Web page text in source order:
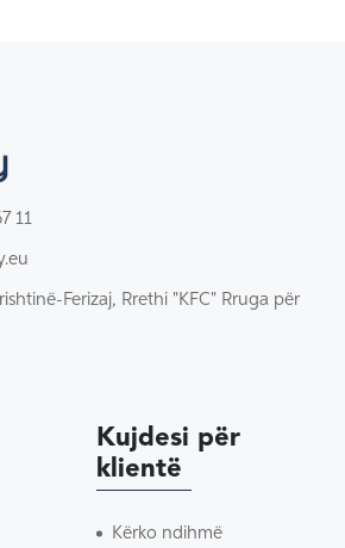
11
Ferizaj, Rrethi "KFC" Rruga për
Kujdesi për
klientë
Kërko ndihmë